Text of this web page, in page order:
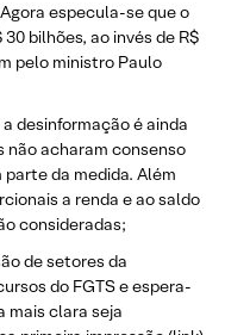
especula-se que o
bilhões, ao invés de R$
pelo ministro Paulo
desinformação é ainda
não acharam consenso
da medida. Além
a renda e ao saldo
consideradas;
de setores da
do FGTS e espera-
mais clara seja